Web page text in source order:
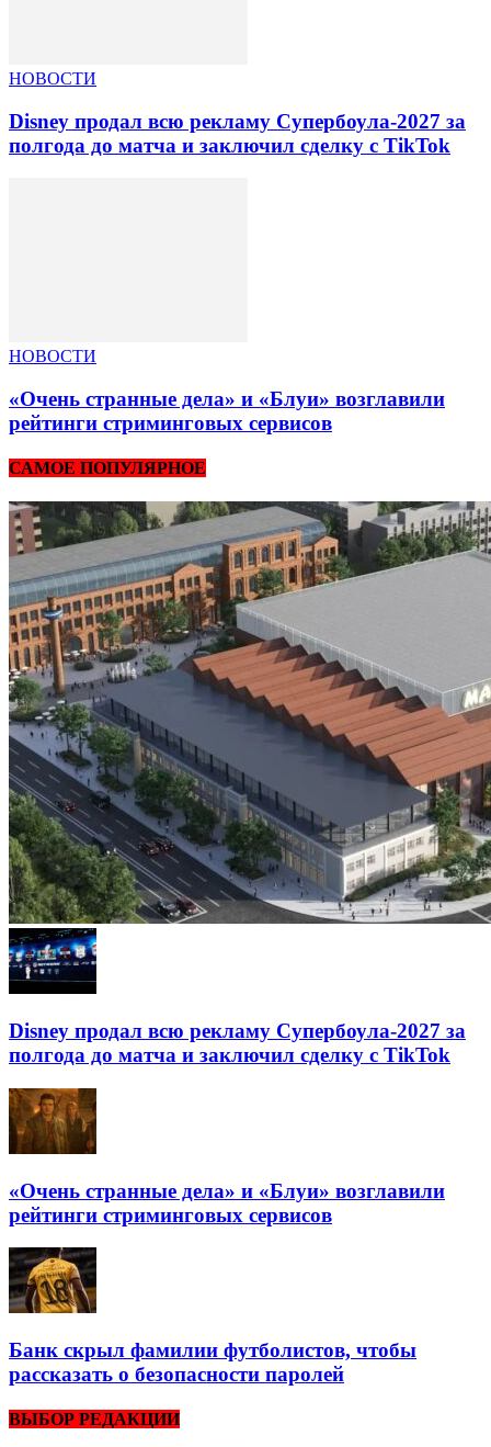
НОВОСТИ
Disney продал всю рекламу Супербоула-2027 за
полгода до матча и заключил сделку с TikTok
НОВОСТИ
«Очень странные дела» и «Блуи» возглавили
рейтинги стриминговых сервисов
САМОЕ ПОПУЛЯРНОЕ
Disney продал всю рекламу Супербоула-2027 за
полгода до матча и заключил сделку с TikTok
«Очень странные дела» и «Блуи» возглавили
рейтинги стриминговых сервисов
Банк скрыл фамилии футболистов, чтобы
рассказать о безопасности паролей
ВЫБОР РЕДАКЦИИ